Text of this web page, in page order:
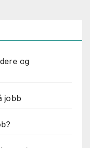
og
jobb